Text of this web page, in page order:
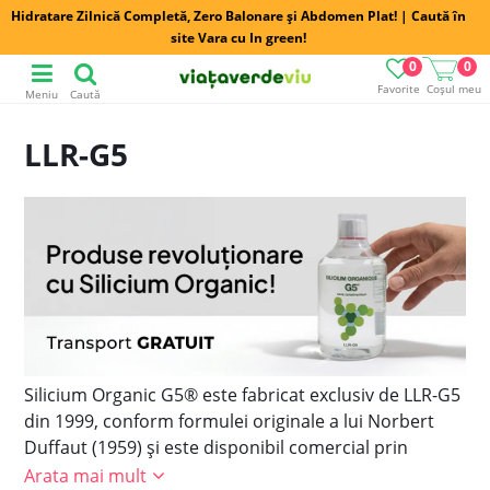
Hidratare Zilnică Completă, Zero Balonare și Abdomen Plat! | Caută în
site Vara cu In green!
Favorite
0
Coșul meu
0
Meniu Caută
LLR-G5
Silicium Organic G5® este fabricat exclusiv de LLR-G5
din 1999, conform formulei originale a lui Norbert
Duffaut (1959) și este disponibil comercial prin
eforturile LLR-G5 Limited.
Arata mai mult